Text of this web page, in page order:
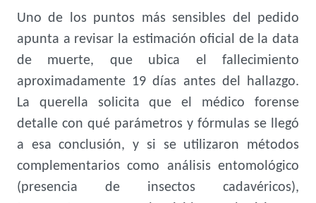
Uno de los puntos más sensibles del pedido
apunta a revisar la estimación oficial de la data
de muerte, que ubica el fallecimiento
aproximadamente 19 días antes del hallazgo.
La querella solicita que el médico forense
detalle con qué parámetros y fórmulas se llegó
a esa conclusión, y si se utilizaron métodos
complementarios como análisis entomológico
(presencia de insectos cadavéricos),